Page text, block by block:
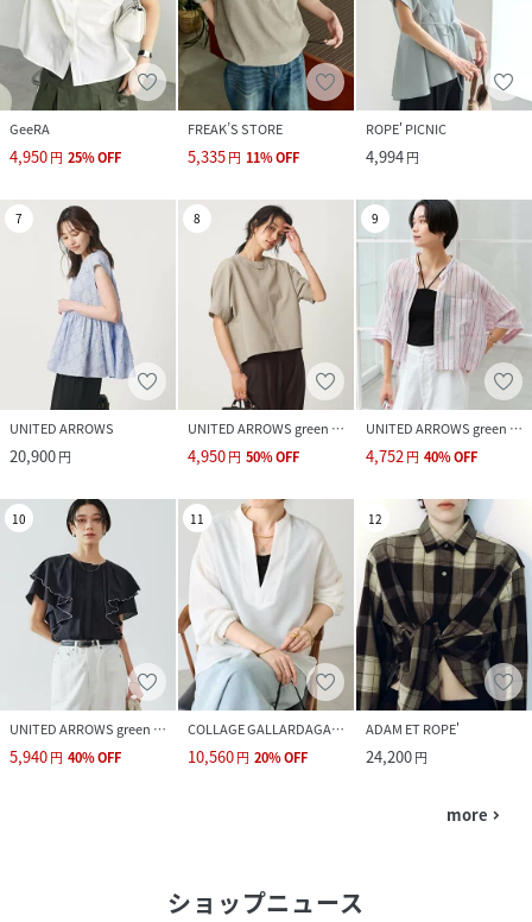
GeeRA
4,950円 25%OFF
FREAK’S STORE
5,335円 11%OFF
ROPE' PICNIC
4,994円
7
UNITED ARROWS
20,900円
8
UNITED ARROWS green label relaxing
4,950円 50%OFF
9
UNITED ARROWS green label relaxing
4,752円 40%OFF
10
UNITED ARROWS green label relaxing
5,940円 40%OFF
11
COLLAGE GALLARDAGALANTE
10,560円 20%OFF
12
ADAM ET ROPE'
24,200円
more navigate_next
ショップニュース